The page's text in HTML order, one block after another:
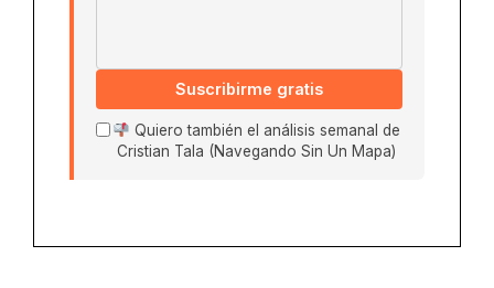
Suscribirme gratis
Quiero también el análisis semanal de
Cristian Tala (Navegando Sin Un Mapa)